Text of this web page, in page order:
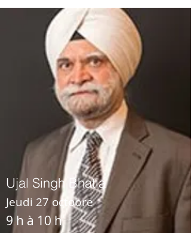
Ujal Singh Bhatia
Jeudi 27 octobre
9 h à 10 h